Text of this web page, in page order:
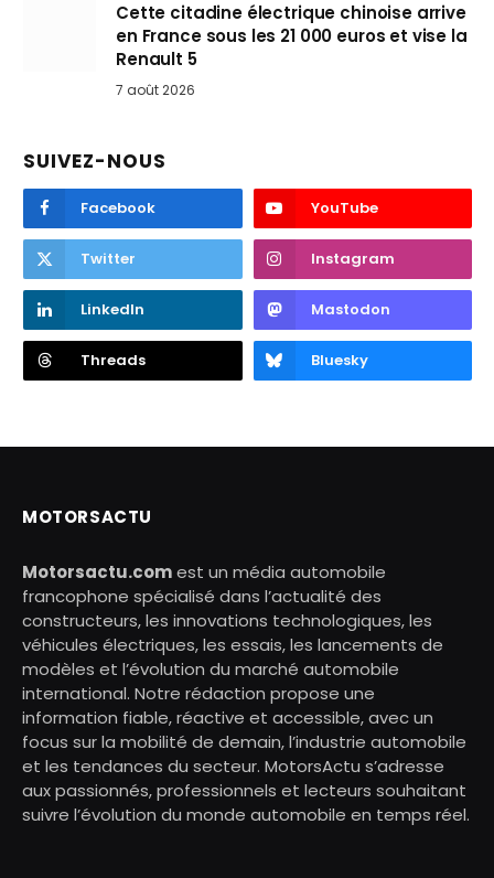
Cette citadine électrique chinoise arrive
en France sous les 21 000 euros et vise la
Renault 5
7 août 2026
SUIVEZ-NOUS
Facebook YouTube
Twitter Instagram
LinkedIn Mastodon
Threads Bluesky
MOTORSACTU
Motorsactu.comest un média automobile
francophone spécialisé dans l’actualité des
constructeurs, les innovations technologiques, les
véhicules électriques, les essais, les lancements de
modèles et l’évolution du marché automobile
international. Notre rédaction propose une
information fiable, réactive et accessible, avec un
focus sur la mobilité de demain, l’industrie automobile
et les tendances du secteur. MotorsActu s’adresse
aux passionnés, professionnels et lecteurs souhaitant
suivre l’évolution du monde automobile en temps réel.